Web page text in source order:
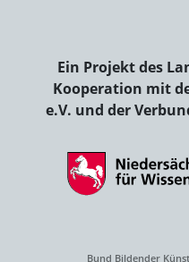
Ein Projekt des
Kooperation mit
e.V. und der
Bund Bildender